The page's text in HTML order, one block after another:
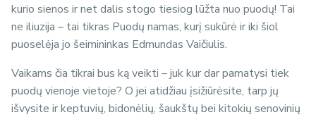
kurio sienos ir net dalis stogo tiesiog lūžta nuo puodų! Tai
ne iliuzija – tai tikras Puodų namas, kurį sukūrė ir iki šiol
puoselėja jo šeimininkas Edmundas Vaičiulis.
Vaikams čia tikrai bus ką veikti – juk kur dar pamatysi tiek
puodų vienoje vietoje? O jei atidžiau įsižiūrėsite, tarp jų
išvysite ir keptuvių, bidonėlių, šaukštų bei kitokių senovinių